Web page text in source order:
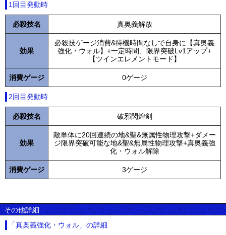
1回目発動時
必殺技名 真奥義解放
効果
必殺技ゲージ消費&待機時間なしで自身に【真奥義
強化・ウォル】+一定時間、限界突破Lv1アップ+
【ツインエレメントモード】
消費ゲージ 0ゲージ
2回目発動時
必殺技名 破邪閃煌剣
効果
敵単体に20回連続の地&聖&無属性物理攻撃+ダメー
ジ限界突破可能な地&聖&無属性物理攻撃+真奥義強
化・ウォル解除
消費ゲージ 3ゲージ
その他詳細
「真奥義強化・ウォル」の詳細